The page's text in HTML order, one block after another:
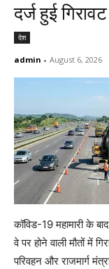
दर्ज हुई गिरावट
देश
admin - August 6, 2026
कॉविड-19 महामारी के
वे पर होने वाली मौतों में
परिवहन और राजमार्ग